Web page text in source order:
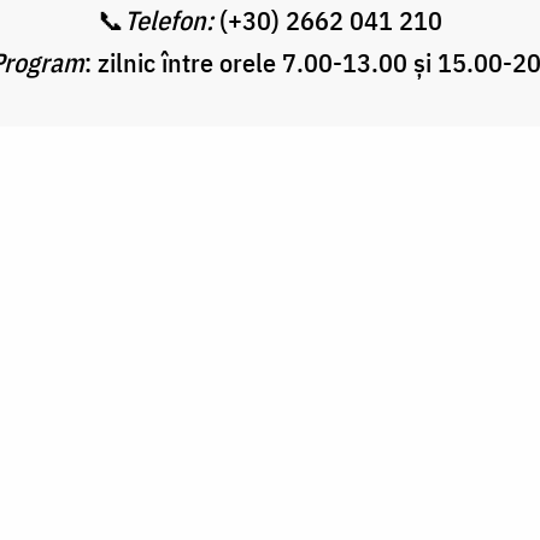
📞 Telefon:(+30) 2662 041 210
: zilnic între orele 7.00-13.00 și 15.00-